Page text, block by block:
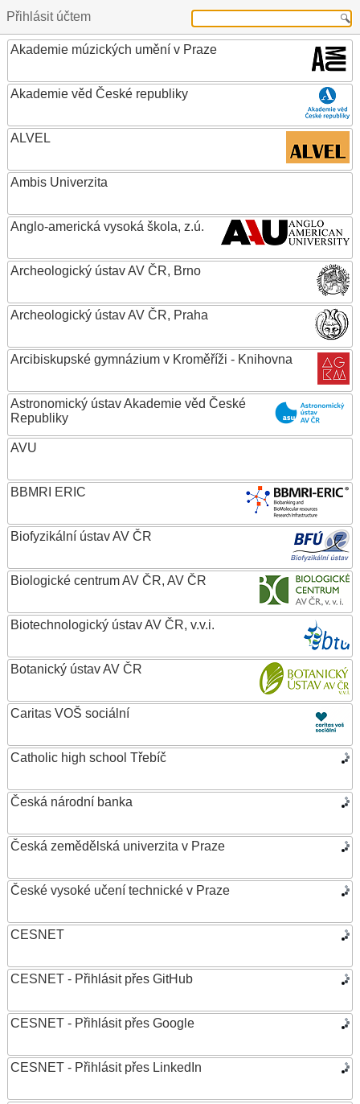
Přihlásit účtem
Akademie múzických umění v Praze
Akademie věd České republiky
ALVEL
Ambis Univerzita
Anglo-americká vysoká škola, z.ú.
Archeologický ústav AV ČR, Brno
Archeologický ústav AV ČR, Praha
Arcibiskupské gymnázium v Kroměříži - Knihovna
Astronomický ústav Akademie věd České
Republiky
AVU
BBMRI ERIC
Biofyzikální ústav AV ČR
Biologické centrum AV ČR, AV ČR
Biotechnologický ústav AV ČR, v.v.i.
Botanický ústav AV ČR
Caritas VOŠ sociální
Catholic high school Třebíč
Česká národní banka
Česká zemědělská univerzita v Praze
České vysoké učení technické v Praze
CESNET
CESNET - Přihlásit přes GitHub
CESNET - Přihlásit přes Google
CESNET - Přihlásit přes LinkedIn